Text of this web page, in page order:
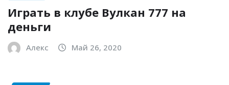
Играть в клубе Вулкан 777 на
деньги
Алекс Май 26, 2020